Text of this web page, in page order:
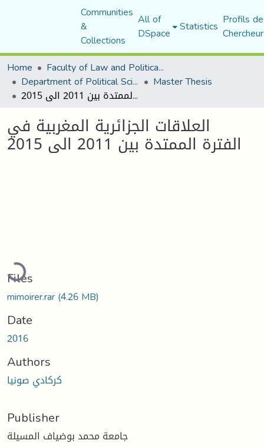
Communities
&
Collections
All of
DSpace Statistics Profils
Home
Faculty of Law and Political Science
Department of Political Sciences Master Thesis
العلاقات الجزائرية المغربية في الفترة الممتدة بين 2011 الى 2015
العلاقات الجزائرية المغربية في
الفترة الممتدة بين 2011 الى 2015
Loading...
Files
mimoirer.rar(4.26 MB)
Date
2016
Authors
كركادي صونيا
Publisher
جامعة محمد بوضياف المسيلة